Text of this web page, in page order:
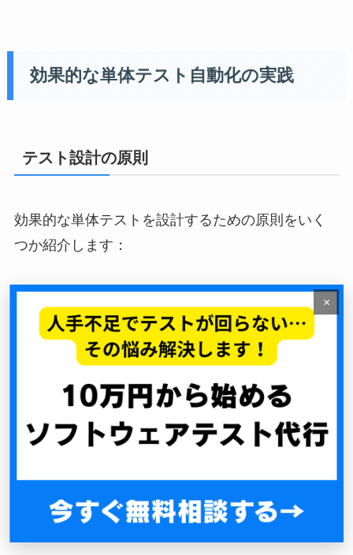
効果的な単体テスト自動化の実践
テスト設計の原則
効果的な単体テストを設計するための原則をいく
つか紹介します：
1. FIRST原則
Fast（高速）: テストは高速に実行できるべき
ないこと
Repeatable（再現性）: どんな環境でも同じ結
果が得られること
Timely（適時性）: テスト対象のコードと近い
×